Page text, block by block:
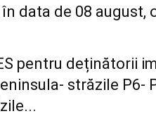
data de 08 august,
pentru deținătorii
străzile P6-